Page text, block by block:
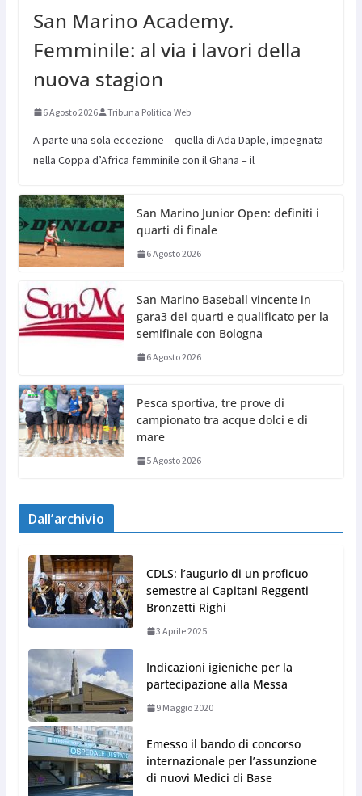
San Marino Academy.
Femminile: al via i lavori della
nuova stagion
6 Agosto 2026 Tribuna Politica Web
A parte una sola eccezione – quella di Ada Daple, impegnata
nella Coppa d’Africa femminile con il Ghana – il
San Marino Junior Open: definiti i
quarti di finale
6 Agosto 2026
San Marino Baseball vincente in
gara3 dei quarti e qualificato per la
semifinale con Bologna
6 Agosto 2026
Pesca sportiva, tre prove di
campionato tra acque dolci e di
mare
5 Agosto 2026
Dall’archivio
CDLS: l’augurio di un proficuo
semestre ai Capitani Reggenti
Bronzetti Righi
3 Aprile 2025
Indicazioni igieniche per la
partecipazione alla Messa
9 Maggio 2020
Emesso il bando di concorso
internazionale per l’assunzione
di nuovi Medici di Base